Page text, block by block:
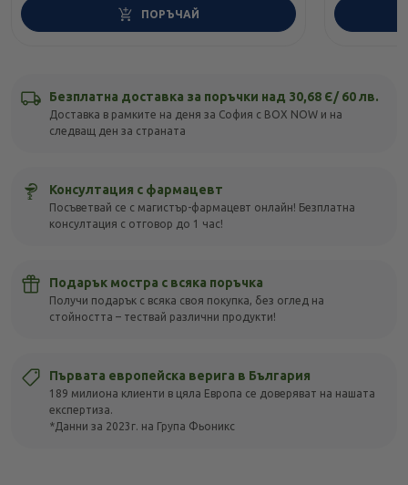
ПОРЪЧАЙ
Безплатна доставка за поръчки над 30,68 Є/ 60 лв.
Доставка в рамките на деня за София с BOX NOW и на
следващ ден за страната
Консултация с фармацевт
Посъветвай се с магистър-фармацевт онлайн! Безплатна
консултация с отговор до 1 час!
Подарък мостра с всяка поръчка
Получи подарък с всяка своя покупка, без оглед на
стойността – тествай различни продукти!
Първата европейска верига в България
189 милиона клиенти в цяла Европа се доверяват на нашата
експертиза.
*Данни за 2023г. на Група Фьоникс